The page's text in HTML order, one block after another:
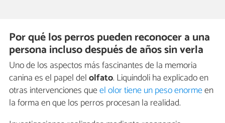
Por qué los perros pueden reconocer a una
persona incluso después de años sin verla
Uno de los aspectos más fascinantes de la memoria
canina es el papel delolfato. Liquindoli ha explicado en
otras intervenciones queel olor tiene un peso enormeen
la forma en que los perros procesan la realidad.